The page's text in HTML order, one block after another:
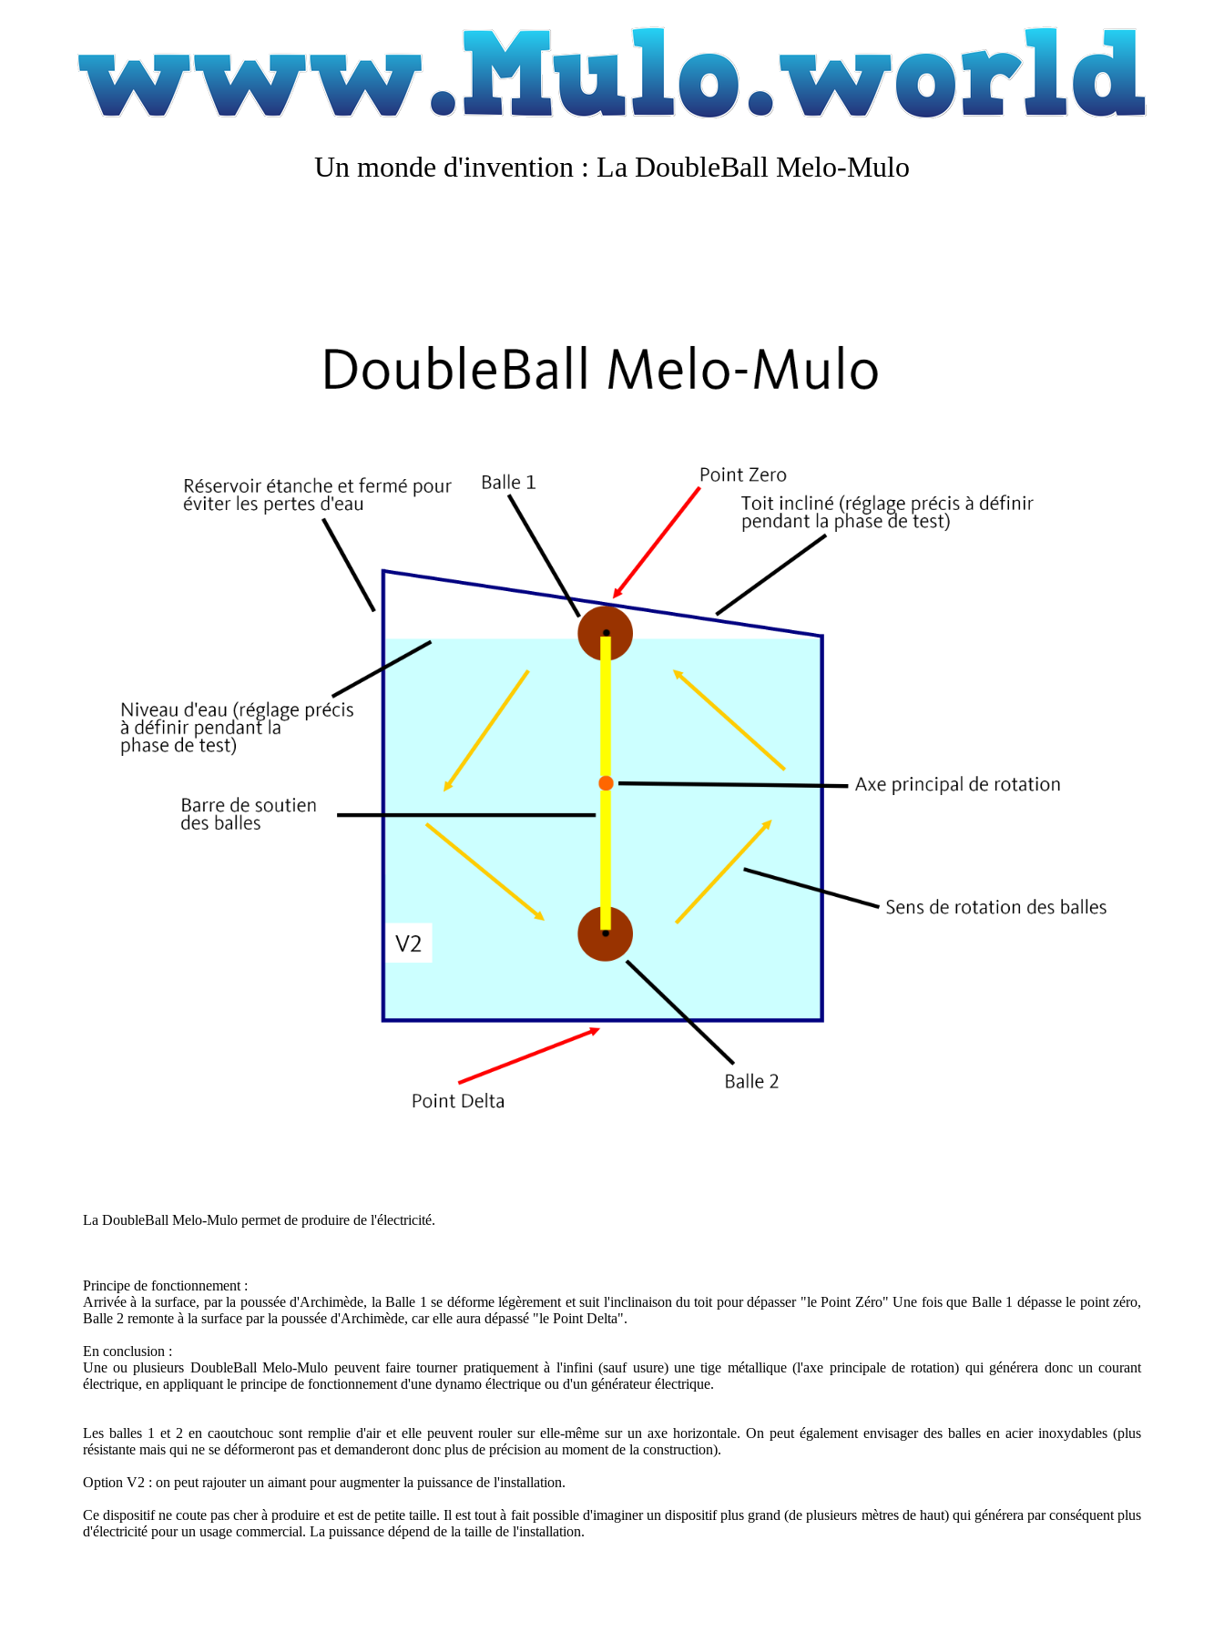
Un monde d'invention : La DoubleBall Melo-Mulo
La DoubleBall Melo-Mulo permet de produire de l'électricité.
Principe de fonctionnement :
Arrivée à la surface, par la poussée d'Archimède, la Balle 1 se déforme légèrement et suit l'inclinaison du toit pour dépasser "le Point Zéro" Une fois que Balle 1 dépasse le point zéro,
Balle 2 remonte à la surface par la poussée d'Archimède, car elle aura dépassé "le Point Delta".
En conclusion :
Une ou plusieurs DoubleBall Melo-Mulo peuvent faire tourner pratiquement à l'infini (sauf usure) une tige métallique (l'axe principale de rotation) qui générera donc un courant
électrique, en appliquant le principe de fonctionnement d'une dynamo électrique ou d'un générateur électrique.
Les balles 1 et 2 en caoutchouc sont remplie d'air et elle peuvent rouler sur elle-même sur un axe horizontale. On peut également envisager des balles en acier inoxydables (plus
résistante mais qui ne se déformeront pas et demanderont donc plus de précision au moment de la construction).
Option V2 : on peut rajouter un aimant pour augmenter la puissance de l'installation.
Ce dispositif ne coute pas cher à produire et est de petite taille. Il est tout à fait possible d'imaginer un dispositif plus grand (de plusieurs mètres de haut) qui générera par conséquent plus
d'électricité pour un usage commercial. La puissance dépend de la taille de l'installation.